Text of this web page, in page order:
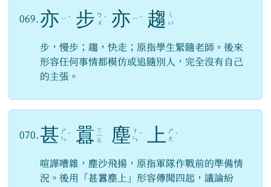
069. 亦 ㄧ ˋ 步 ㄅ
ㄨ ˋ 亦 ㄧ ˋ 趨
ㄑ
ㄩ
步，慢步；趨，快走；原指學生緊隨老師。後來
形容任何事情都模仿或追隨別人，完全沒有自己
的主張。
070. 甚 ㄕ
ㄣ ˋ 囂 ㄒ
ㄧ
ㄠ 塵 ㄔ
ㄣ ˊ 上
ㄕ
ㄤ ˋ
喧譁嘈雜，塵沙飛揚，原指軍隊作戰前的準備情
況。後用「甚囂塵上」形容傳聞四起，議論紛